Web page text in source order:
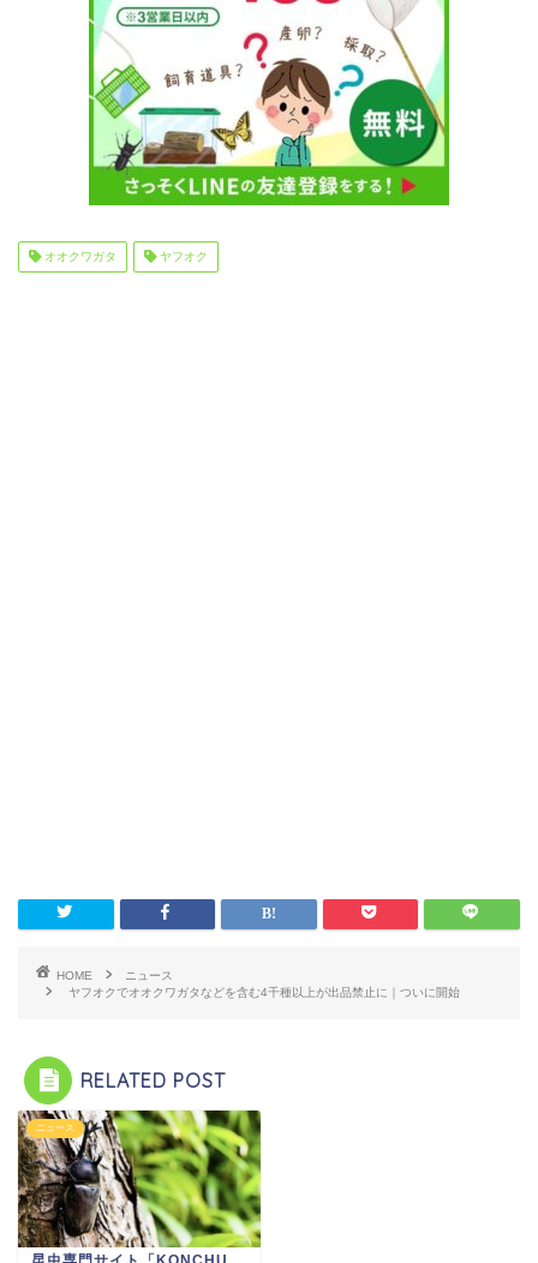
オオクワガタ ヤフオク
HOME
ニュース
ヤフオクでオオクワガタなどを含む4千種以上が出品禁止に｜ついに開始
RELATED POST
ニュース